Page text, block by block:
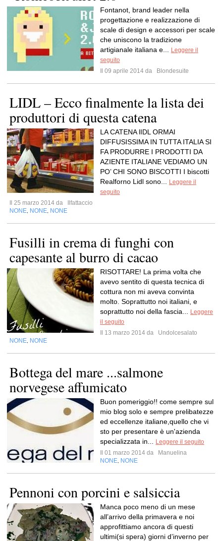
Fontanot, brand leader nella
progettazione e realizzazione di
scale di design e accessori per scale
che uniscono la tradizione
artigianale italiana e...
Leggere il
seguito
Il 09 aprile 2014 da
Blondesuite
LIDL – Ecco finalmente la lista dei
produttori di questa catena
LA CATENA lIDL ORMAI
DIFFUSISSIMA IN TUTTA ITALIA SI
FA PRODURRE I PRODOTTI DA
AZIENTE ITALIANE VEDIAMO UN
PO’ CHI SONO BISCOTTI I biscotti
Realforno Lidl sono...
Leggere il
seguito
Il 25 marzo 2014 da
Ilfattaccio
NONE NONE NONE
Fusilli in crema di funghi con
capesante al burro di cacao
RISOTTARE! La prima volta che
avevo sentito di questa tecnica di
cottura non mi aveva convinta
molto. Soprattutto noi italiani, e
soprattutto noi della fascia...
Leggere
il seguito
Il 13 marzo 2014 da
Undolcesalato
NONE NONE
Bottega del mare ...salmone
norvegese affumicato
Buon pomeriggio!! come sempre sul
mio blog solo e sempre prelibatezze
ed eccellenze italiane,quello che vi
sto per presentare è un'azienda
specializzata in...
Leggere il seguito
Il 01 marzo 2014 da
Manuelina
NONE NONE
Pennoni con porcini e salsiccia
Manca poco meno di un mese
all’arrivo della primavera e noi
approfittiamo ancora di questi
ultimi(si spera) giorni d’inverno per